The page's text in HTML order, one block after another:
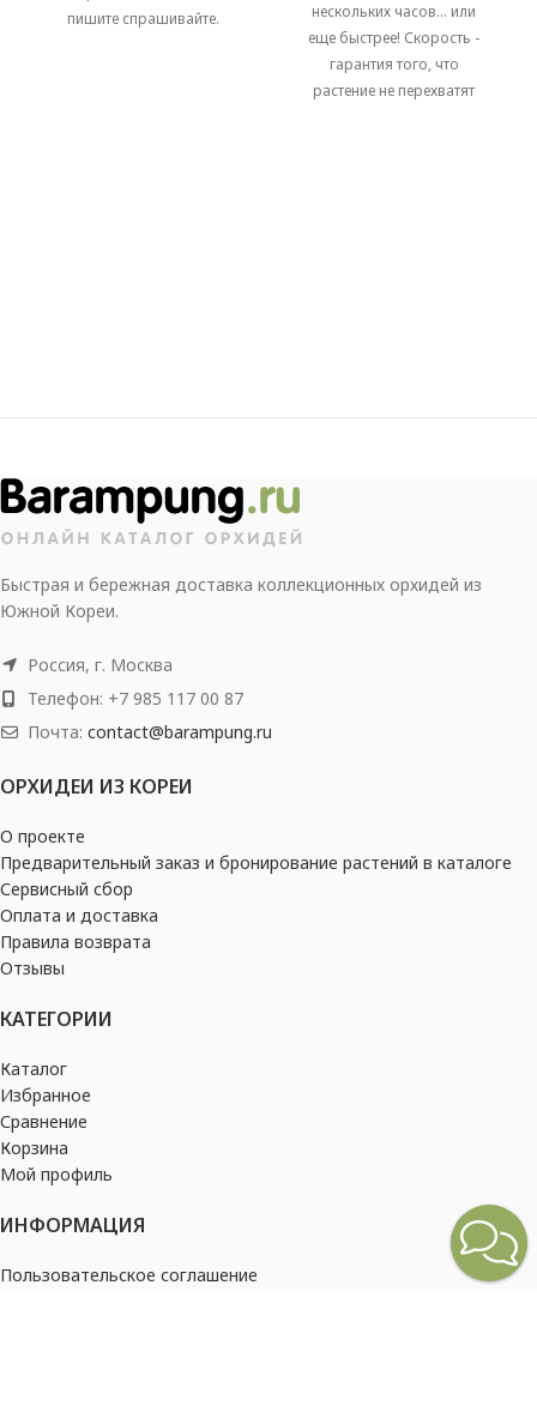
пишите спрашивайте.
нескольких часов... или
еще быстрее! Скорость -
гарантия того, что
растение не перехватят
Быстрая и бережная доставка коллекционных орхидей из
Южной Кореи.
Россия, г. Москва
Телефон: +7 985 117 00 87
Почта: contact@barampung.ru
ОРХИДЕИ ИЗ КОРЕИ
О проекте
Предварительный заказ и бронирование растений в каталоге
Сервисный сбор
Оплата и доставка
Правила возврата
Отзывы
КАТЕГОРИИ
Каталог
Избранное
Сравнение
Корзина
Мой профиль
ИНФОРМАЦИЯ
Пользовательское соглашение